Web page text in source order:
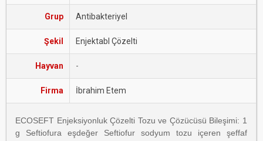
Grup Antibakteriyel
Şekil Enjektabl Çözelti
Hayvan -
Firma İbrahim Etem
ECOSEFT Enjeksiyonluk Çözelti Tozu ve Çözücüsü Bileşimi: 1
g Seftiofura eşdeğer Seftiofur sodyum tozu içeren şeffaf